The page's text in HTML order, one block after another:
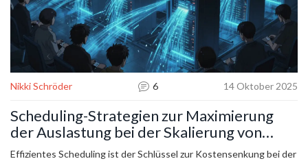
Nikki Schröder 6 14 Oktober 2025
Scheduling-Strategien zur Maximierung
der Auslastung bei der Skalierung von
LLMs
Effizientes Scheduling ist der Schlüssel zur Kostensenkung bei der